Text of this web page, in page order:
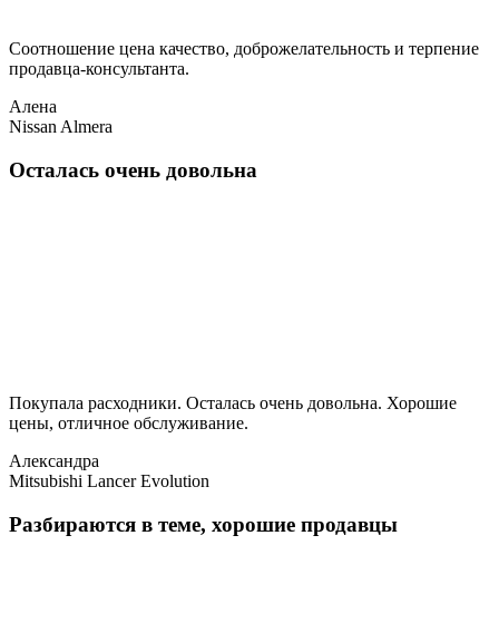
Соотношение цена качество, доброжелательность и терпение
продавца-консультанта.
Алена
Nissan Almera
Осталась очень довольна
Покупала расходники. Осталась очень довольна. Хорошие
цены, отличное обслуживание.
Александра
Mitsubishi Lancer Evolution
Разбираются в теме, хорошие продавцы